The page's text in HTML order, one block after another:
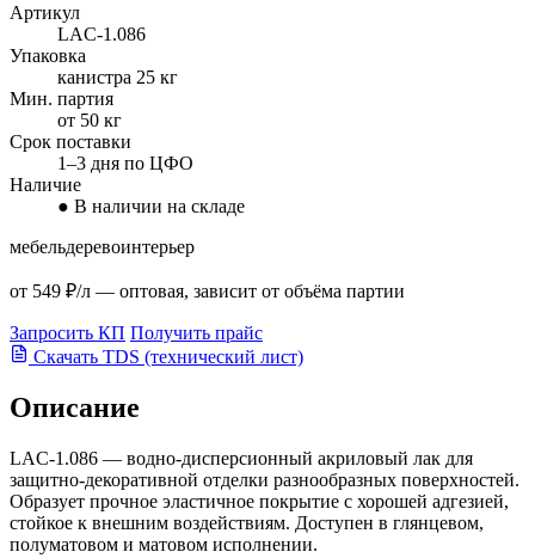
Артикул
LAC-1.086
Упаковка
канистра 25 кг
Мин. партия
от 50 кг
Срок поставки
1–3 дня по ЦФО
Наличие
● В наличии на складе
мебельдеревоинтерьер
от 549 ₽/л — оптовая, зависит от объёма партии
Запросить КП Получить прайс
Скачать TDS (технический лист)
Описание
LAC-1.086 — водно-дисперсионный акриловый лак для
защитно-декоративной отделки разнообразных поверхностей.
Образует прочное эластичное покрытие с хорошей адгезией,
стойкое к внешним воздействиям. Доступен в глянцевом,
полуматовом и матовом исполнении.